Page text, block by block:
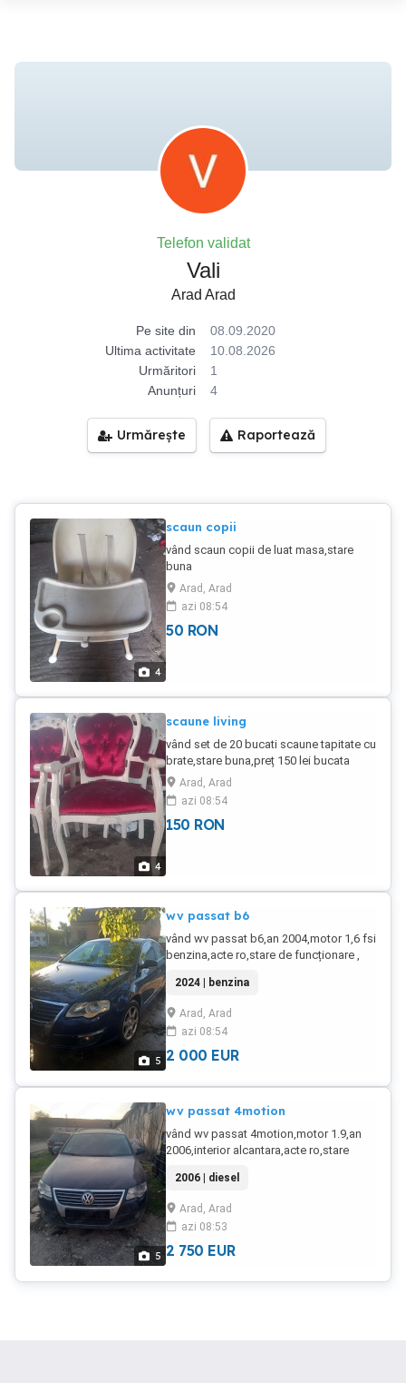
Telefon validat
Vali
Arad Arad
Pe site din
08.09.2020
Ultima activitate
10.08.2026
Urmăritori
1
Anunțuri
4
Urmărește Raportează
4
scaun copii
vând scaun copii de luat masa,stare
buna
Arad, Arad
azi 08:54
50 RON
4
scaune living
vând set de 20 bucati scaune tapitate cu
brate,stare buna,preț 150 lei bucata
negociabil
Arad, Arad
azi 08:54
150 RON
5
wv passat b6
vând wv passat b6,an 2004,motor 1,6 fsi
benzina,acte ro,stare de funcționare ,
2024 | benzina
Arad, Arad
azi 08:54
2 000 EUR
5
wv passat 4motion
vând wv passat 4motion,motor 1.9,an
2006,interior alcantara,acte ro,stare
2006 | diesel
Arad, Arad
azi 08:53
2 750 EUR